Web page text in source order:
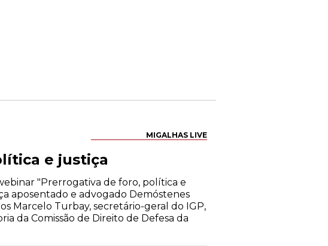
MIGALHAS LIVE
e justiça
"Prerrogativa de foro, política e
aposentado e advogado Demóstenes
Marcelo Turbay, secretário-geral do IGP,
da Comissão de Direito de Defesa da